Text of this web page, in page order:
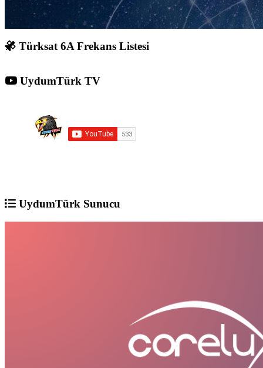
Türksat 6A Frekans Listesi
UydumTürk TV
UydumTürk Sunucu